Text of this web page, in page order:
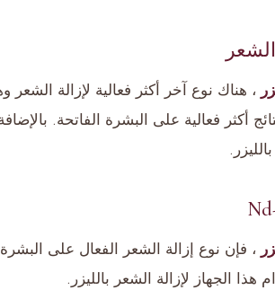
، هناك نوع آخر أكثر فعالية لإزالة
أكثر فعالية على البشرة الفاتحة.
الجهاز لإزالة الشعر بالليزر.